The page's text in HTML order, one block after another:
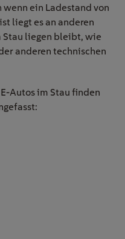
ein Ladestand von
liegt es an anderen
Stau liegen bleibt, wie
anderen technischen
Autos im Stau finden